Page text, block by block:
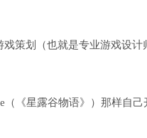
策划（也就是专业游戏设计
（《星露谷物语》）那样自